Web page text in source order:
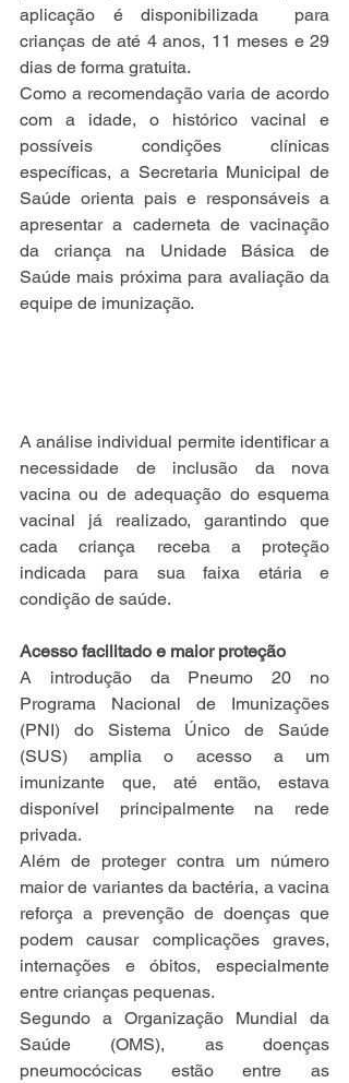
aplicação é disponibilizada  para
crianças de até 4 anos, 11 meses e 29
dias de forma gratuita.
Como a recomendação varia de acordo
com a idade, o histórico vacinal e
possíveis condições clínicas
específicas, a Secretaria Municipal de
Saúde orienta pais e responsáveis a
apresentar a caderneta de vacinação
da criança na Unidade Básica de
Saúde mais próxima para avaliação da
equipe de imunização.
A análise individual permite identificar a
necessidade de inclusão da nova
vacina ou de adequação do esquema
vacinal já realizado, garantindo que
cada criança receba a proteção
indicada para sua faixa etária e
condição de saúde.
Acesso facilitado e maior proteção
A introdução da Pneumo 20 no
Programa Nacional de Imunizações
(PNI) do Sistema Único de Saúde
(SUS) amplia o acesso a um
imunizante que, até então, estava
disponível principalmente na rede
privada.
Além de proteger contra um número
maior de variantes da bactéria, a vacina
reforça a prevenção de doenças que
podem causar complicações graves,
internações e óbitos, especialmente
entre crianças pequenas.
Segundo a Organização Mundial da
Saúde (OMS), as doenças
pneumocócicas estão entre as